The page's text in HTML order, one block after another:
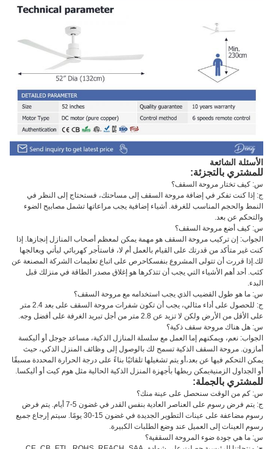
الأسئلة الشائعة
للمشتري بالتجزئة:
س: كيف تختار مروحة السقف؟
ج: إذا كنت تفكر في إضافة مروحة السقف إلى مساحتك، فستحتاج إلى النظر في
النمط والحجم المناسب للغرفة. أشياء إضافية يجب مراعاتها تشمل مصابيح الضوء
والتحكم عن بعد.
س: كيف أضع مروحة السقف؟
الجواب: إن تركيب مروحة السقف هو مهمة يمكن لمعظم أصحاب المنازل إنجازها. إذا
كنت غير متأكد من قدرتك على القيام بالعمل أم لا، فاستأجر كهربائي ليأتي ويعالجها
لك.إذا قررت أن تتولى المشروع بنفسكاحرص على اتباع تعليمات الشركة المصنعة عن
كثب. أحد أهم الأشياء التي يجب أن تتذكرها هو إغلاق مصدر الطاقة في منزلك قبل
البدء.
س: ما هو طول القضيب الذي يجب استخدامه مع مروحة السقف؟
ج: للحصول على أداء مثالي، يجب أن تكون شفرات مروحة السقف على بعد 2.4 متر
على الأقل من الأرض ولكن لا تزيد عن 2.8 متر من أجل تبريد الغرفة على أفضل وجه.
س: هل هناك مروحة سقف ذكية؟
الجواب: نعم، ويمكنهم إما العمل مع سلسلة المنازل الذكية، مساعد جوجل أو أليكسة
أمازون. مروحة السقف الذكية تسمح لك بالوصول إلى وظائف المنزل الذكي، حيث
يمكن التحكم فيها عن بعد،أو يتم تشغيلها تلقائيًا بناءً على درجة الحرارة المحددة مسبقًا
أو الجداول الزمنيةيمكن ربطها بأجهزة المنزل الذكية الحالية مثل هوم كيت أو أليكسا.
للمشتري بالجملة:
س: كم من الوقت سنحصل على عينة منك؟
ج: يتم فرض رسوم على العناصر العادية بنفس القدر في غضون 5-7 أيام. يتم فرض
رسوم مضاعفة على عينات التطوير الجديدة في غضون 15-30 يومًا. سيتم إرجاع جميع
رسوم العينات إلى العميل عند وضع الطلبات الكبيرة.
س: ما هي جودة ضوء المروحة السقفية؟